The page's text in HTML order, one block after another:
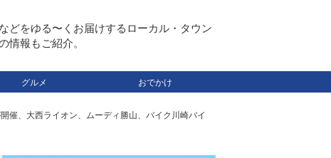
どをゆる〜くお届けするローカル・タウン
情報もご紹介。
グルメ おでかけ
催、大西ライオン、ムーディ勝山、バイク川崎バイ